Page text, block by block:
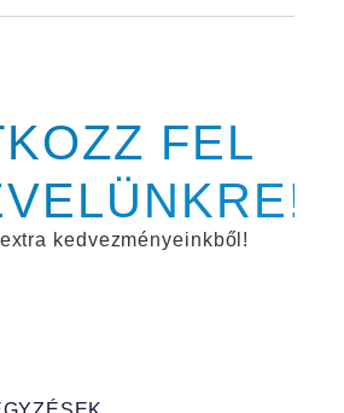
FEL
kedvezményeinkből!